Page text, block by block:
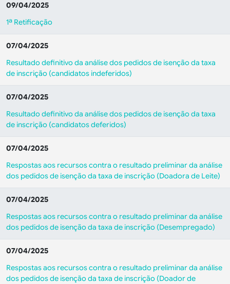
09/04/2025
1ª Retificação
07/04/2025
Resultado definitivo da análise dos pedidos de isenção da taxa
de inscrição (candidatos indeferidos)
07/04/2025
Resultado definitivo da análise dos pedidos de isenção da taxa
de inscrição (candidatos deferidos)
07/04/2025
Respostas aos recursos contra o resultado preliminar da análise
dos pedidos de isenção da taxa de inscrição (Doadora de Leite)
07/04/2025
Respostas aos recursos contra o resultado preliminar da análise
dos pedidos de isenção da taxa de inscrição (Desempregado)
07/04/2025
Respostas aos recursos contra o resultado preliminar da análise
dos pedidos de isenção da taxa de inscrição (Doador de